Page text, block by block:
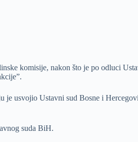
komisije, nakon što je po odluci
usvojio Ustavni sud Bosne i
suda BiH.